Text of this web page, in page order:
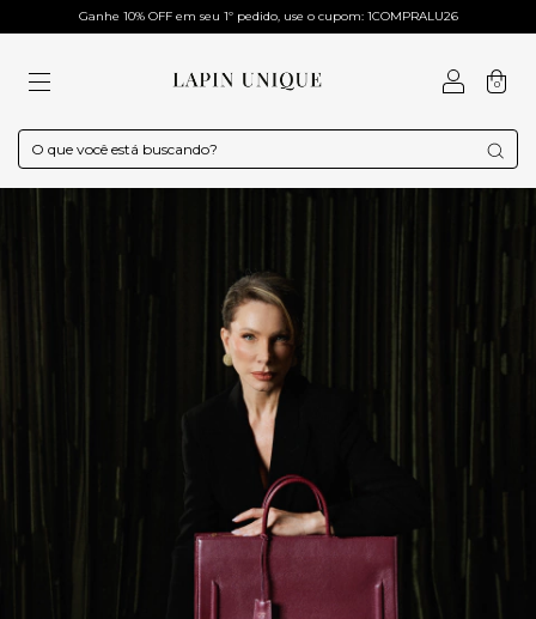
Ganhe 10% OFF em seu 1º pedido, use o cupom: 1COMPRALU26
0